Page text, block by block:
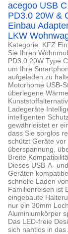
acegoo USB
PD3.0 20W &
Einbau
LKW
Kategorie: KFZ
Sie Ihren
PD3.0 20W Type
um Ihre
aufgeladen zu
Motorhome USB-
überlegene
Ladegeräte
intelligenten
gewährleistet er
dass Sie sorglos
schützt Geräte
überspannung,
Breite
Dieses USB-A-
Geräten
schnelle Laden
Familienreisen ist
eingebaute
nur ein 30mm
Aluminiumkörper
Das LED-freie
sich nahtlos in